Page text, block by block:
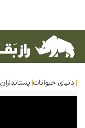
دنیای حیوانات پستانداران